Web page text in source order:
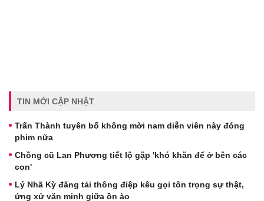
TIN MỚI CẬP NHẬT
Trấn Thành tuyên bố không mời nam diễn viên này đóng
phim nữa
Chồng cũ Lan Phương tiết lộ gặp 'khó khăn để ở bên các
con'
Lý Nhã Kỳ đăng tải thông điệp kêu gọi tôn trọng sự thật,
ứng xử văn minh giữa ồn ào